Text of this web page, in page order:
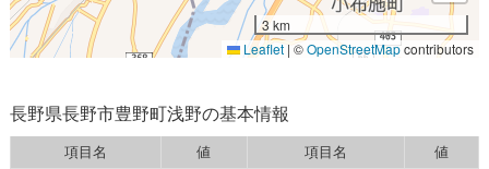
3 km
Leaflet | ©OpenStreetMapcontributors
長野県長野市豊野町浅野の基本情報
項目名 値 項目名
値